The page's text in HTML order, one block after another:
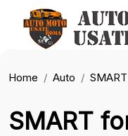
Home Auto SMART
SMART